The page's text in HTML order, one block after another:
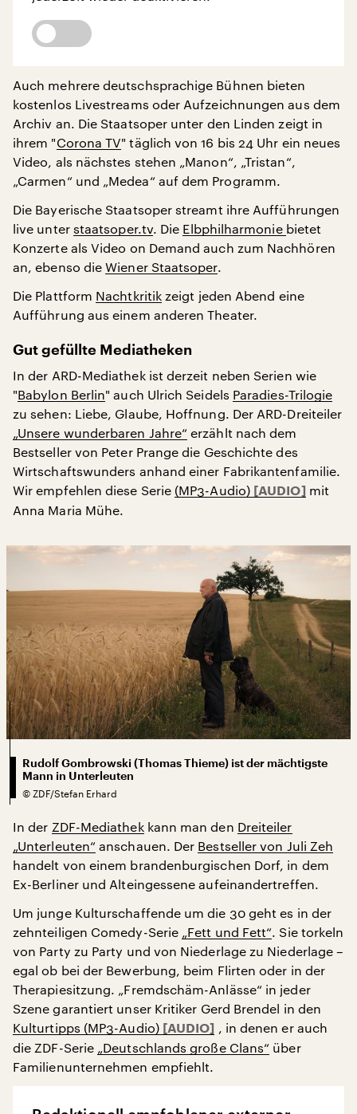
Auch mehrere deutschsprachige Bühnen bieten
kostenlos Livestreams oder Aufzeichnungen aus dem
Archiv an. Die Staatsoper unter den Linden zeigt in
ihrem "Corona TV" täglich von 16 bis 24 Uhr ein neues
Video, als nächstes stehen „Manon“, „Tristan“,
„Carmen“ und „Medea“ auf dem Programm.
Die Bayerische Staatsoper streamt ihre Aufführungen
live unter staatsoper.tv. Die Elbphilharmonie bietet
Konzerte als Video on Demand auch zum Nachhören
an, ebenso dieWiener Staatsoper.
Die Plattform Nachtkritik zeigt jeden Abend eine
Aufführung aus einem anderen Theater.
Gut gefüllte Mediatheken
In der ARD-Mediathek ist derzeit neben Serien wie
"Babylon Berlin" auch Ulrich Seidels Paradies-Trilogie
zu sehen: Liebe, Glaube, Hoffnung. Der ARD-Dreiteiler
„Unsere wunderbaren Jahre“ erzählt nach dem
Bestseller von Peter Prange die Geschichte des
Wirtschaftswunders anhand einer Fabrikantenfamilie.
Wir empfehlen diese Serie (MP3-Audio)
mit
Anna Maria Mühe.
Rudolf Gombrowski (Thomas Thieme) ist der mächtigste
Mann in Unterleuten
© ZDF/Stefan Erhard
In der ZDF-Mediathekkann man den Dreiteiler
„Unterleuten“ anschauen. Der Bestseller von Juli Zeh
handelt von einem brandenburgischen Dorf, in dem
Ex-Berliner und Alteingessene aufeinandertreffen.
Um junge Kulturschaffende um die 30 geht es in der
zehnteiligen Comedy-Serie „Fett und Fett“. Sie torkeln
von Party zu Party und von Niederlage zu Niederlage –
egal ob bei der Bewerbung, beim Flirten oder in der
Therapiesitzung. „Fremdschäm-Anlässe“ in jeder
Szene garantiert unser Kritiker Gerd Brendel in den
Kulturtipps (MP3-Audio)
, in denen er auch
die ZDF-Serie „Deutschlands große Clans“ über
Familienunternehmen empfiehlt.